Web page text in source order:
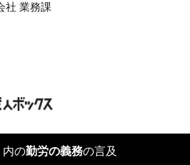
社 業務課
内の勤労の義務の言及